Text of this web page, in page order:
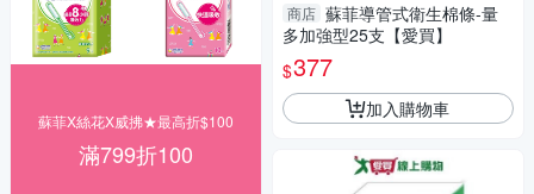
蘇菲X絲花X威拂★最高折$100
滿799折100
商店 蘇菲導管式衛生棉條-量
多加強型25支【愛買】
$377
加入購物車